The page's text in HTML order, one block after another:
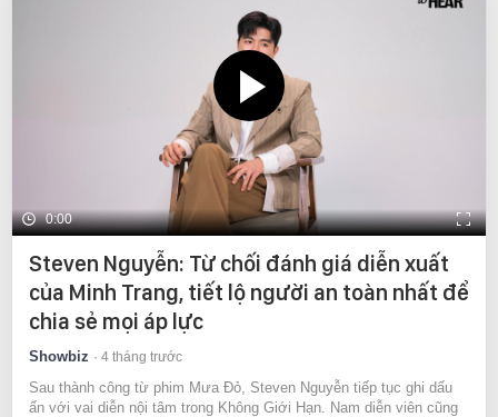
0:00
Steven Nguyễn: Từ chối đánh giá diễn xuất
của Minh Trang, tiết lộ người an toàn nhất để
chia sẻ mọi áp lực
Showbiz 4 tháng trước
Sau thành công từ phim Mưa Đỏ, Steven Nguyễn tiếp tục ghi dấu
ấn với vai diễn nội tâm trong Không Giới Hạn. Nam diễn viên cũng